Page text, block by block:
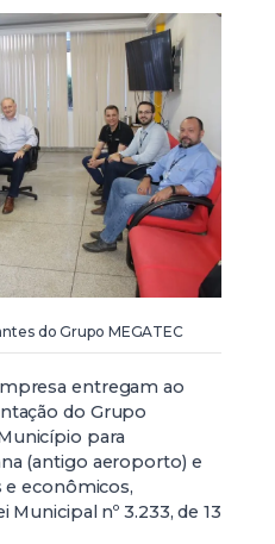
do Grupo MEGATEC
entregam ao
do Grupo
para
(antigo aeroporto) e
e econômicos,
nº 3.233, de 13